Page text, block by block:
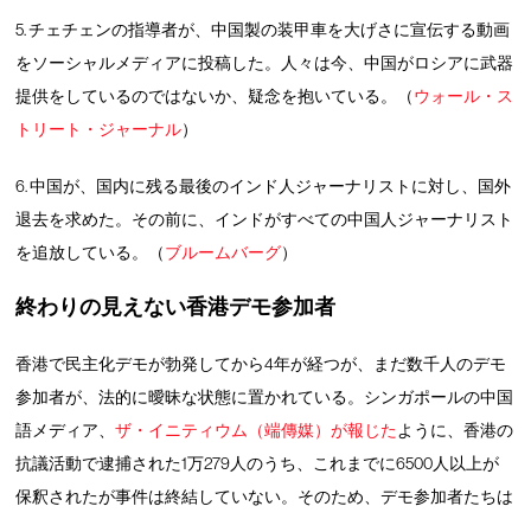
5. チェチェンの指導者が、中国製の装甲車を大げさに宣伝する動画
をソーシャルメディアに投稿した。人々は今、中国がロシアに武器
提供をしているのではないか、疑念を抱いている。（ウォール・ス
トリート・ジャーナル）
6. 中国が、国内に残る最後のインド人ジャーナリストに対し、国外
退去を求めた。その前に、インドがすべての中国人ジャーナリスト
を追放している。（ブルームバーグ）
終わりの見えない香港デモ参加者
香港で民主化デモが勃発してから4年が経つが、まだ数千人のデモ
参加者が、法的に曖昧な状態に置かれている。シンガポールの中国
語メディア、ザ・イニティウム（端傳媒）が報じたように、香港の
抗議活動で逮捕された1万279人のうち、これまでに6500人以上が
保釈されたが事件は終結していない。そのため、デモ参加者たちは